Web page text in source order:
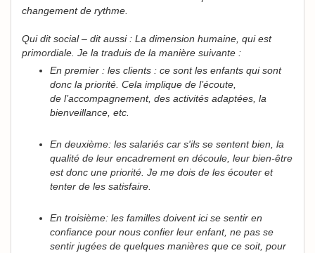
changement de rythme.
Qui dit social – dit aussi : La dimension humaine, qui est
primordiale. Je la traduis de la manière suivante :
En premier : les clients : ce sont les enfants qui sont
donc la priorité. Cela implique de l’écoute,
de l’accompagnement, des activités adaptées, la
bienveillance, etc.
En deuxième: les salariés car s'ils se sentent bien, la
qualité de leur encadrement en découle, leur bien-être
est donc une priorité. Je me dois de les écouter et
tenter de les satisfaire.
En troisième: les familles doivent ici se sentir en
confiance pour nous confier leur enfant, ne pas se
sentir jugées de quelques manières que ce soit, pour